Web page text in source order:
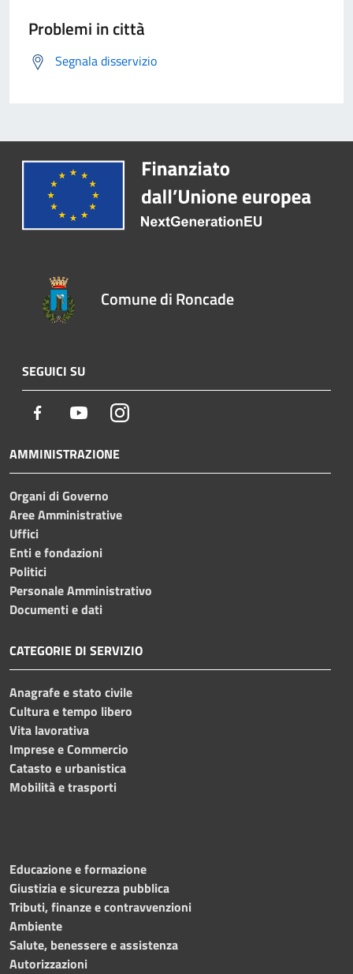
Problemi in città
Segnala disservizio
Comune di Roncade
SEGUICI SU
Facebook YoutubeInstagram
AMMINISTRAZIONE
Organi di Governo
Aree Amministrative
Uffici
Enti e fondazioni
Politici
Personale Amministrativo
Documenti e dati
CATEGORIE DI SERVIZIO
Anagrafe e stato civile
Cultura e tempo libero
Vita lavorativa
Imprese e Commercio
Catasto e urbanistica
Mobilità e trasporti
Educazione e formazione
Giustizia e sicurezza pubblica
Tributi, finanze e contravvenzioni
Ambiente
Salute, benessere e assistenza
Autorizzazioni